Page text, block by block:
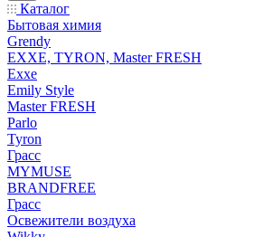
Каталог
Бытовая химия
Grendy
EXXE, TYRON, Master FRESH
Exxe
Emily Style
Master FRESH
Parlo
Tyron
Грасс
MYMUSE
BRANDFREE
Грасс
Освежители воздуха